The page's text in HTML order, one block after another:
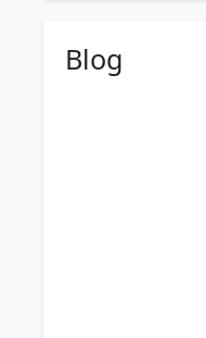
Blog